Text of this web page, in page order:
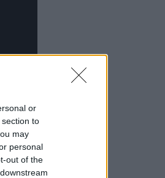
or
to
may
personal
out of the